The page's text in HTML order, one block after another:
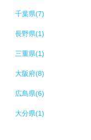
千葉県(7)
長野県(1)
三重県(1)
大阪府(8)
広島県(6)
大分県(1)